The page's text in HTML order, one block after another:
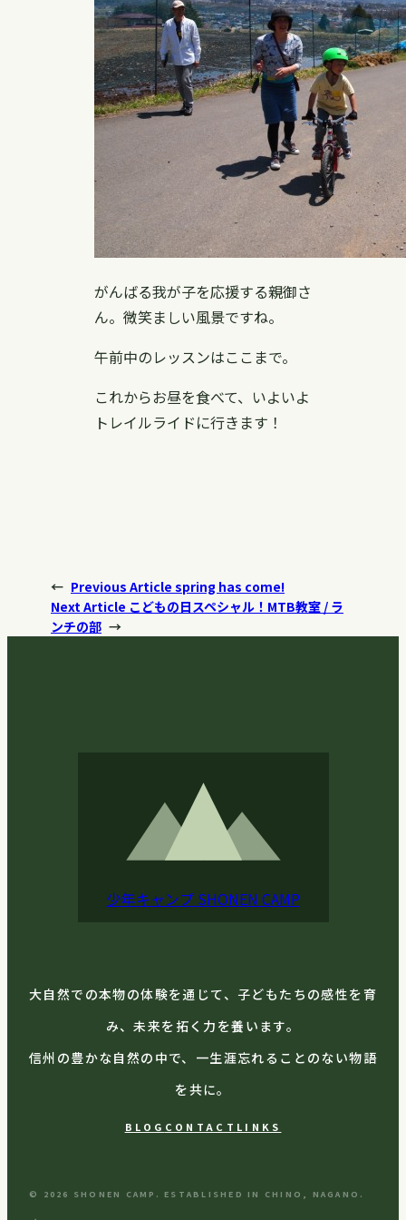
がんばる我が子を応援する親御さ
ん。微笑ましい風景ですね。
午前中のレッスンはここまで。
これからお昼を食べて、いよいよ
トレイルライドに行きます！
← Previous Article spring has come!
Next Article こどもの日スペシャル！MTB教室 / ラ
ンチの部 →
少年キャンプ SHONEN CAMP
大自然での本物の体験を通じて、子どもたちの感性を育
み、未来を拓く力を養います。
信州の豊かな自然の中で、一生涯忘れることのない物語
を共に。
BLOG CONTACT LINKS
© 2026 SHONEN CAMP. ESTABLISHED IN CHINO, NAGANO.